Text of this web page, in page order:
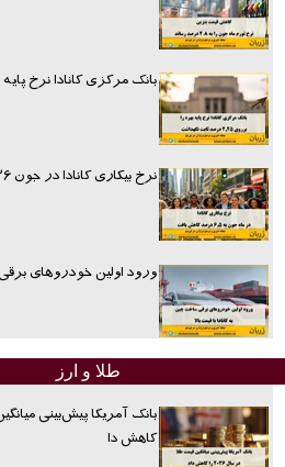
بانک مرکزی کانادا نرخ
نرخ بیکاری کانادا در جون ۲۰۲۶ کاهش یافت
ورود اولین خودروهای
طلا و ارز
کاهش دا